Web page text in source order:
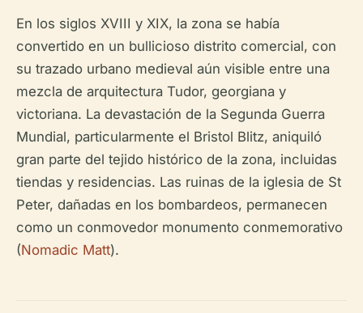
En los siglos XVIII y XIX, la zona se había
convertido en un bullicioso distrito comercial, con
su trazado urbano medieval aún visible entre una
mezcla de arquitectura Tudor, georgiana y
victoriana. La devastación de la Segunda Guerra
Mundial, particularmente el Bristol Blitz, aniquiló
gran parte del tejido histórico de la zona, incluidas
tiendas y residencias. Las ruinas de la iglesia de St
Peter, dañadas en los bombardeos, permanecen
como un conmovedor monumento conmemorativo
(Nomadic Matt).